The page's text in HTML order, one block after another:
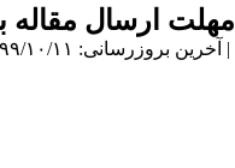
مهلت ارسال مقاله برای ویژه
| آخرین بروزرسانی: ۱۳۹۹/۱۰/۱۱ |